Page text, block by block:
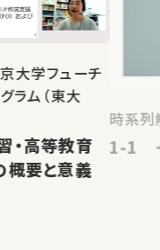
大学フューチ
ラム（東大
概要と意義
時系列
1-1